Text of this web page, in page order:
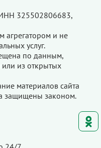
325502806683,
агрегатором и не
услуг.
по данным,
из открытых
материалов сайта
защищены законом.